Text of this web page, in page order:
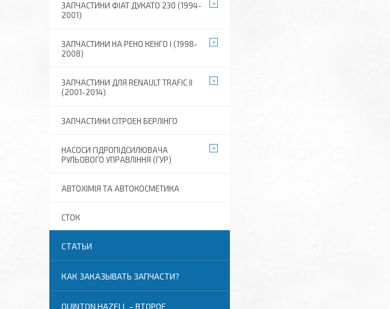
ЗАПЧАСТИНИ ФІАТ ДУКАТО 230 (1994-
2001)
ЗАПЧАСТИНИ НА РЕНО КЕНГО I (1998-
2008)
ЗАПЧАСТИНИ ДЛЯ RENAULT TRAFIC II
(2001-2014)
ЗАПЧАСТИНИ СІТРОЕН БЕРЛІНГО
НАСОСИ ГІДРОПІДСИЛЮВАЧА
РУЛЬОВОГО УПРАВЛІННЯ (ГУР)
АВТОХІМІЯ ТА АВТОКОСМЕТИКА
СТОК
СТАТЬИ
КАК ЗАКАЗЫВАТЬ ЗАПЧАСТИ?
QUINTON HAZELL – ВТОРОЕ